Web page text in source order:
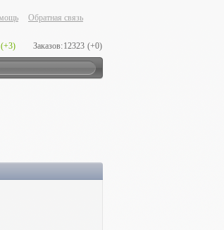
Обратная связь
(+3) Заказов:12323 (+0)